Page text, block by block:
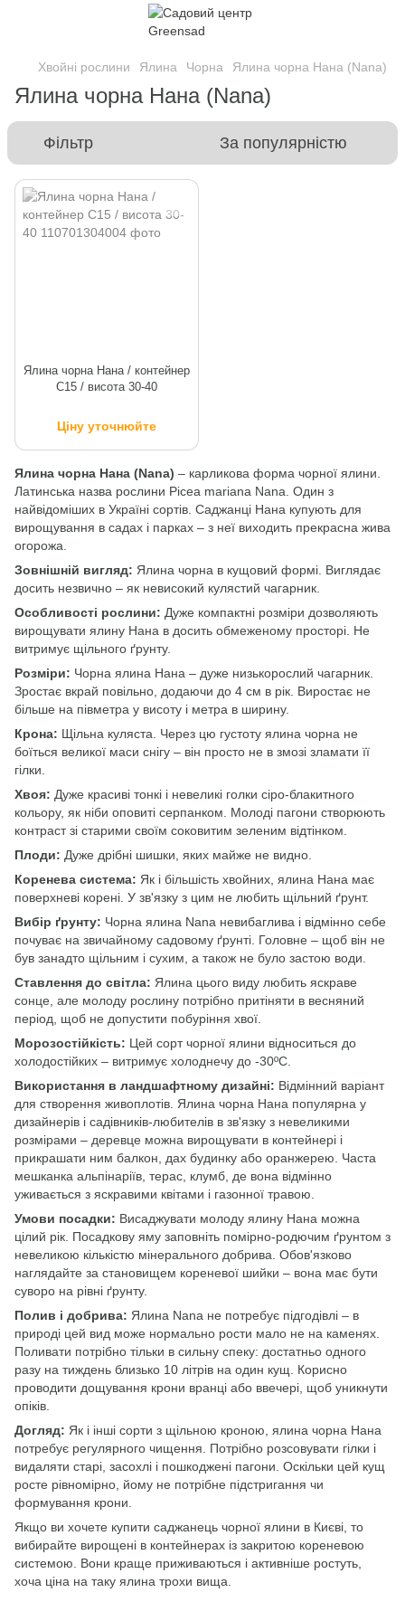
Хвойні рослини Ялина Чорна Ялина чорна Нана (Nana)
Ялина чорна Нана (Nana)
Фільтр За популярністю
Ялина чорна Нана / контейнер
C15 / висота 30-40
Ціну уточнюйте
Ялина чорна Нана (Nana) – карликова форма чорної ялини.
Латинська назва рослини Picea mariana Nana. Один з
найвідоміших в Україні сортів. Саджанці Нана купують для
вирощування в садах і парках – з неї виходить прекрасна жива
огорожа.
Зовнішній вигляд: Ялина чорна в кущовий формі. Виглядає
досить незвично – як невисокий кулястий чагарник.
Особливості рослини: Дуже компактні розміри дозволяють
вирощувати ялину Нана в досить обмеженому просторі. Не
витримує щільного ґрунту.
Розміри: Чорна ялина Нана – дуже низькорослий чагарник.
Зростає вкрай повільно, додаючи до 4 см в рік. Виростає не
більше на півметра у висоту і метра в ширину.
Крона: Щільна куляста. Через цю густоту ялина чорна не
боїться великої маси снігу – він просто не в змозі зламати її
гілки.
Хвоя: Дуже красиві тонкі і невеликі голки сіро-блакитного
кольору, як ніби оповиті серпанком. Молоді пагони створюють
контраст зі старими своїм соковитим зеленим відтінком.
Плоди: Дуже дрібні шишки, яких майже не видно.
Коренева система: Як і більшість хвойних, ялина Нана має
поверхневі корені. У зв'язку з цим не любить щільний ґрунт.
Вибір ґрунту: Чорна ялина Nana невибаглива і відмінно себе
почуває на звичайному садовому ґрунті. Головне – щоб він не
був занадто щільним і сухим, а також не було застою води.
Ставлення до світла: Ялина цього виду любить яскраве
сонце, але молоду рослину потрібно притіняти в весняний
період, щоб не допустити побуріння хвої.
Морозостійкість: Цей сорт чорної ялини відноситься до
холодостійких – витримує холоднечу до -30ºС.
Використання в ландшафтному дизайні: Відмінний варіант
для створення живоплотів. Ялина чорна Нана популярна у
дизайнерів і садівників-любителів в зв'язку з невеликими
розмірами – деревце можна вирощувати в контейнері і
прикрашати ним балкон, дах будинку або оранжерею. Часта
мешканка альпінаріїв, терас, клумб, де вона відмінно
уживається з яскравими квітами і газонної травою.
Умови посадки: Висаджувати молоду ялину Нана можна
цілий рік. Посадкову яму заповніть помірно-родючим ґрунтом з
невеликою кількістю мінерального добрива. Обов'язково
наглядайте за становищем кореневої шийки – вона має бути
суворо на рівні ґрунту.
Полив і добрива: Ялина Nana не потребує підгодівлі – в
природі цей вид може нормально рости мало не на каменях.
Поливати потрібно тільки в сильну спеку: достатньо одного
разу на тиждень близько 10 літрів на один кущ. Корисно
проводити дощування крони вранці або ввечері, щоб уникнути
опіків.
Догляд: Як і інші сорти з щільною кроною, ялина чорна Нана
потребує регулярного чищення. Потрібно розсовувати гілки і
видаляти старі, засохлі і пошкоджені пагони. Оскільки цей кущ
росте рівномірно, йому не потрібне підстригання чи
формування крони.
Якщо ви хочете купити саджанець чорної ялини в Києві, то
вибирайте вирощені в контейнерах із закритою кореневою
системою. Вони краще приживаються і активніше ростуть,
хоча ціна на таку ялина трохи вища.